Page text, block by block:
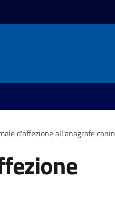
d'affezione all'anagrafe